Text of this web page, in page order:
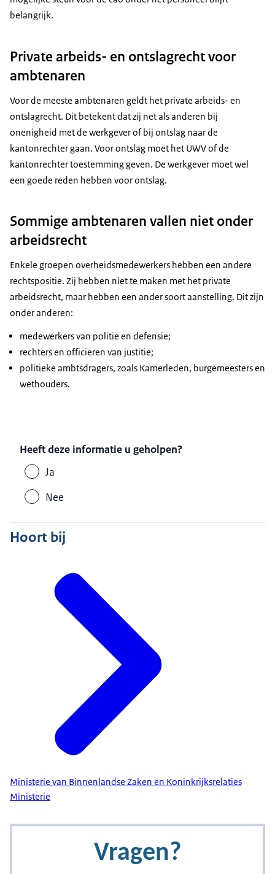
belangrijk.
Private arbeids- en ontslagrecht voor
ambtenaren
Voor de meeste ambtenaren geldt het private arbeids- en
ontslagrecht. Dit betekent dat zij net als anderen bij
onenigheid met de werkgever of bij ontslag naar de
kantonrechter gaan. Voor ontslag moet het UWV of de
kantonrechter toestemming geven. De werkgever moet wel
een goede reden hebben voor ontslag.
Sommige ambtenaren vallen niet onder
arbeidsrecht
Enkele groepen overheidsmedewerkers hebben een andere
rechtspositie. Zij hebben niet te maken met het private
arbeidsrecht, maar hebben een ander soort aanstelling. Dit zijn
onder anderen:
medewerkers van politie en defensie;
rechters en officieren van justitie;
politieke ambtsdragers, zoals Kamerleden, burgemeesters en
wethouders.
Heeft deze informatie u geholpen?
Ja
Nee
Hoort bij
Ministerie van Binnenlandse Zaken en Koninkrijksrelaties
Ministerie